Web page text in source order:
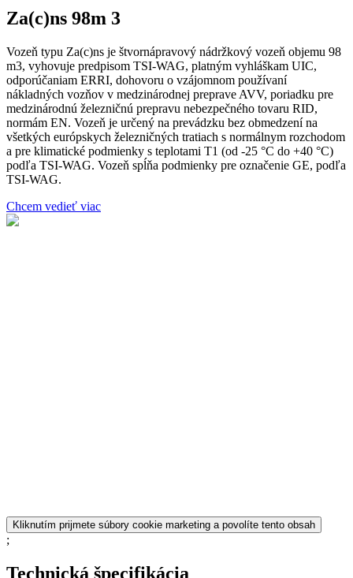
Za(c)ns 98m 3
Vozeň typu Za(c)ns je štvornápravový nádržkový vozeň objemu 98
m3, vyhovuje predpisom TSI­‐WAG, platným vyhláškam UIC,
odporúčaniam ERRI, dohovoru o vzájomnom používaní
nákladných vozňov v medzinárodnej preprave AVV, poriadku pre
medzinárodnú železničnú prepravu nebezpečného tovaru RID,
normám EN. Vozeň je určený na prevádzku bez obmedzení na
všetkých európskych železničných tratiach s normálnym rozchodom
a pre klimatické podmienky s teplotami T1 (od -25 °C do +40 °C)
podľa TSI­‐WAG. Vozeň spĺňa podmienky pre označenie GE, podľa
TSI­‐WAG.
Chcem vedieť viac
Kliknutím prijmete súbory cookie marketing a povolíte tento obsah
;
Technická špecifikácia